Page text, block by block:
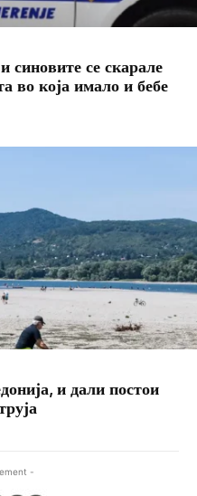
синовите се скарале
во која имало и бебе
и дали постои
-